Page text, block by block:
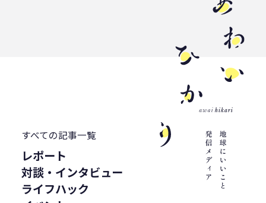
すべての記事一覧
レポート
対談・インタビュー
ライフハック